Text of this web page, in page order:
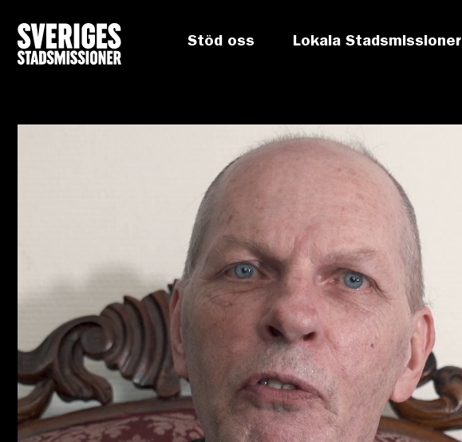
Stöd oss Lokala Stadsmissioner